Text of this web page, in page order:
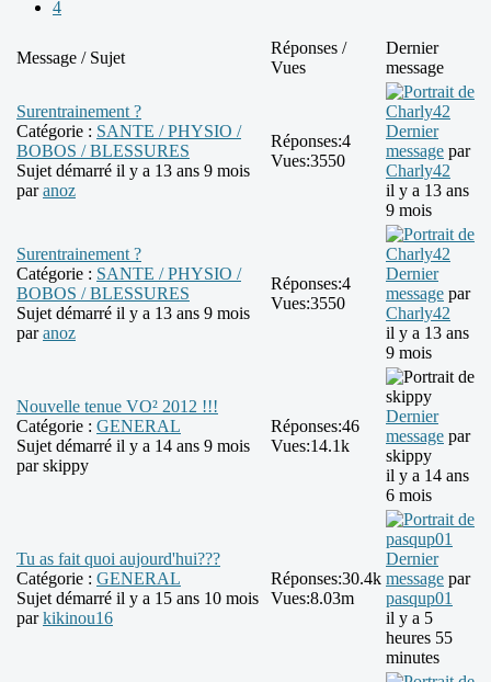
4
Message / Sujet
Réponses /
Vues
Dernier
message
Surentrainement ?
Catégorie : SANTE / PHYSIO /
BOBOS / BLESSURES
Sujet démarré il y a 13 ans 9 mois
paranoz
Réponses:4
Vues:3550
Dernier
message par
Charly42
il y a 13 ans
9 mois
Surentrainement ?
Catégorie : SANTE / PHYSIO /
BOBOS / BLESSURES
Sujet démarré il y a 13 ans 9 mois
paranoz
Réponses:4
Vues:3550
Dernier
message par
Charly42
il y a 13 ans
9 mois
Nouvelle tenue VO² 2012 !!!
Catégorie : GENERAL
Sujet démarré il y a 14 ans 9 mois
parskippy
Réponses:46
Vues:14.1k
Dernier
message par
skippy
il y a 14 ans
6 mois
Tu as fait quoi aujourd'hui???
Catégorie : GENERAL
Sujet démarré il y a 15 ans 10 mois
parkikinou16
Réponses:30.4k
Vues:8.03m
Dernier
message par
pasqup01
il y a 5
heures 55
minutes